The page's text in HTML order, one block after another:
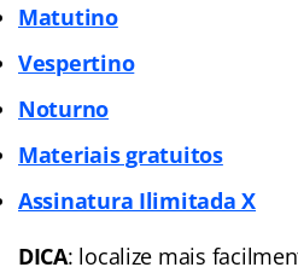
Matutino
Vespertino
Noturno
Materiais gratuitos
Assinatura Ilimitada X
DICA: localize mais